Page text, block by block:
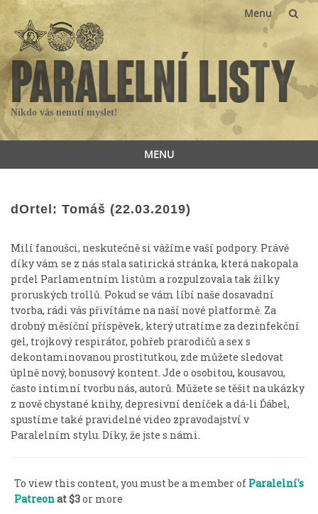
Menu
Skip
content
Nikdo vás nenutí myslet!
MENU
content
dOrtel: Tomáš (22.03.2019)
Milí fanoušci, neskutečně si vážíme vaší podpory. Právě
díky vám se z nás stala satirická stránka, která nakopala
prdel Parlamentním listům a rozpulzovala tak žilky
proruských trollů. Pokud se vám líbí naše dosavadní
tvorba, rádi vás přivítáme na naší nové platformě. Za
drobný měsíční příspěvek, který utratíme za dezinfekční
gel, trojkový respirátor, pohřeb prarodičů a sex s
dekontaminovanou prostitutkou, zde můžete sledovat
úplně nový, bonusový kontent. Jde o osobitou, kousavou,
často intimní tvorbu nás, autorů. Můžete se těšit na ukázky
z nově chystané knihy, depresivní deníček a dá-li Ďábel,
spustíme také pravidelné video zpravodajství v
Paralelním stylu. Díky, že jste s námi.
To view this content, you must be a member of Paralelní's
Patreonat $3or more